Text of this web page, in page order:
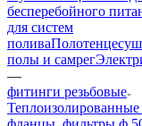
бесперебойного
для систем
полива
полы и самрег
—
фитинги резьбовые